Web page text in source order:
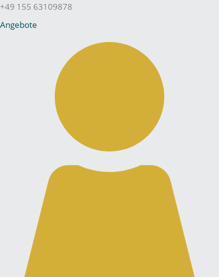
+49 155 63109878
Angebote